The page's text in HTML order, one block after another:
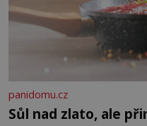
panidomu.cz
Sůl nad zlato, ale